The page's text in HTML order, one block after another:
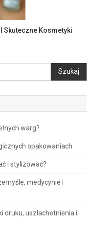
Skuteczne Kosmetyki
Szukaj
warg?
opakowaniach
i stylizować?
medycynie i
druku, uszlachetnienia i